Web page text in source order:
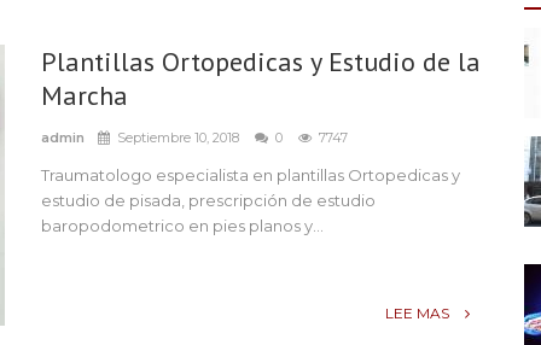
Plantillas Ortopedicas y Estudio de la
Marcha
admin Septiembre 10, 2018 0 7747
Traumatologo especialista en plantillas Ortopedicas y
estudio de pisada, prescripción de estudio
baropodometrico en pies planos y...
LEE MAS